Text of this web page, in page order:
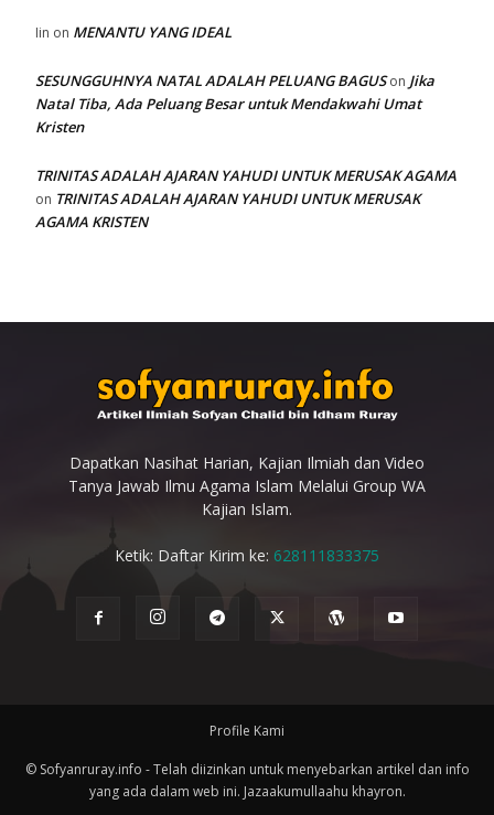
Iin on MENANTU YANG IDEAL
SESUNGGUHNYA NATAL ADALAH PELUANG BAGUSon Jika
Natal Tiba, Ada Peluang Besar untuk Mendakwahi Umat
Kristen
TRINITAS ADALAH AJARAN YAHUDI UNTUK MERUSAK AGAMA
on TRINITAS ADALAH AJARAN YAHUDI UNTUK MERUSAK
AGAMA KRISTEN
Dapatkan Nasihat Harian, Kajian Ilmiah dan Video
Tanya Jawab Ilmu Agama Islam Melalui Group WA
Kajian Islam.
Ketik: Daftar Kirim ke: 628111833375
Profile Kami
© Sofyanruray.info - Telah diizinkan untuk menyebarkan artikel dan info
yang ada dalam web ini. Jazaakumullaahu khayron.